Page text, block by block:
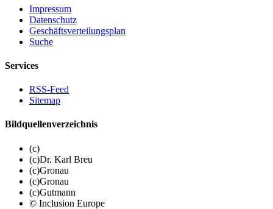
Impressum
Datenschutz
Geschäftsverteilungsplan
Suche
Services
RSS-Feed
Sitemap
Bildquellenverzeichnis
(c)
(c)Dr. Karl Breu
(c)Gronau
(c)Gronau
(c)Gutmann
© Inclusion Europe